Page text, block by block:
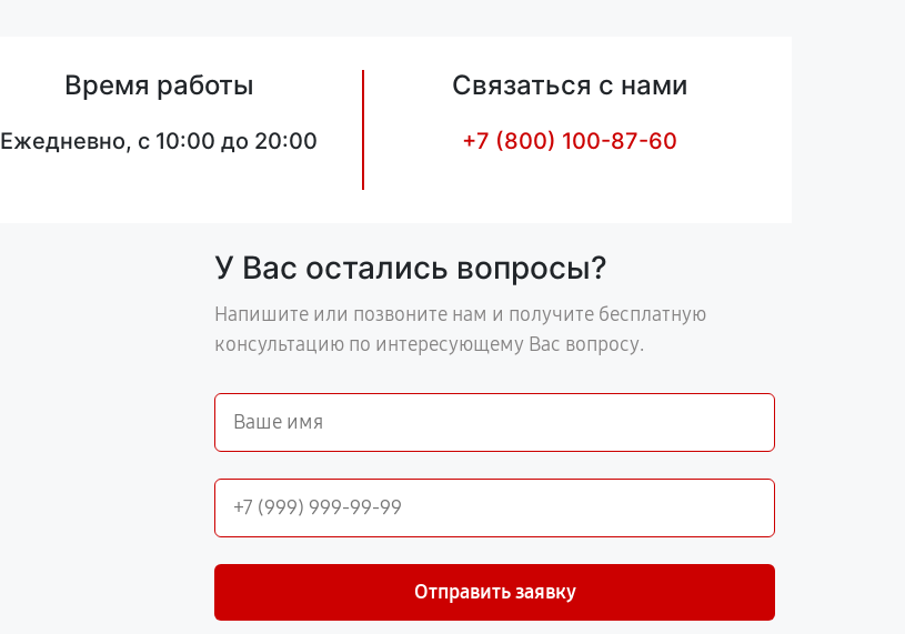
Время работы
Ежедневно, с 10:00 до 20:00
Связаться с нами
+7 (800) 100-87-60
У Вас остались вопросы?
Напишите или позвоните нам и получите бесплатную
консультацию по интересующему Вас вопросу.
Отправить заявку